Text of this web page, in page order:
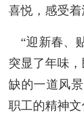
喜悦，感受着
“迎新春、
突显了年味
缺的一道风
职工的精神文